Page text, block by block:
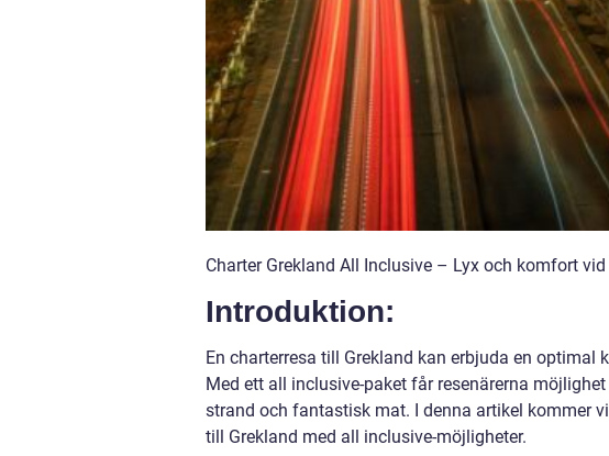
Charter Grekland All Inclusive – Lyx och komfort
Introduktion:
En charterresa till Grekland kan erbjuda en
Med ett all inclusive-paket får resenärerna
strand och fantastisk mat. I denna artikel kommer
till Grekland med all inclusive-möjligheter.